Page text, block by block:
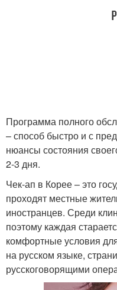
Программа полного
– способ быстро и с
нюансы состояния
2-3 дня.
Чек-ап в Корее – это
проходят местные
иностранцев. Среди
поэтому каждая
комфортные условия
на русском языке,
русскоговорящими